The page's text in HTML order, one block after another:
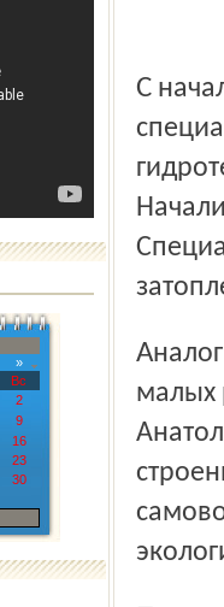
»
Вс
2
9
16
23
30
С начала марта водная служба совместно со
Аналогичны результаты обследования водохранилищ на
малых